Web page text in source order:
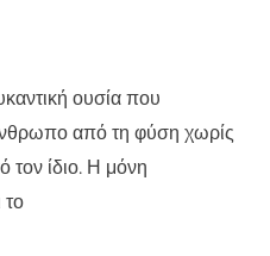
ουσία που
από τη φύση χωρίς
τον ίδιο. Η μόνη
το